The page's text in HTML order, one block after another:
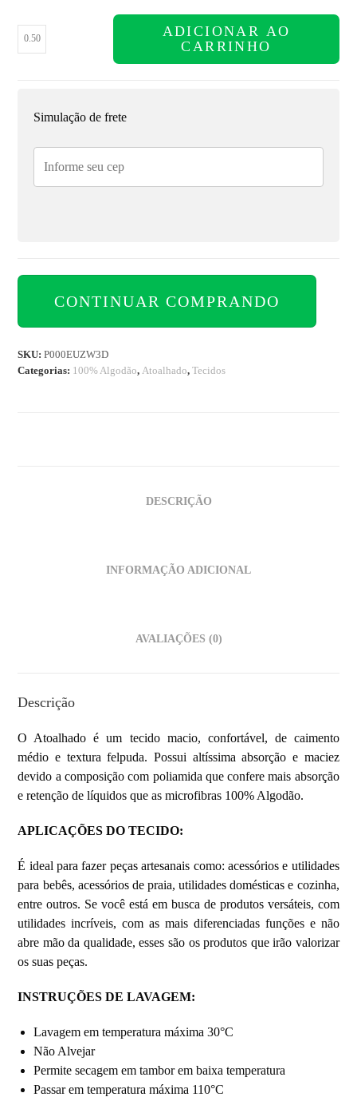
ADICIONAR AO
CARRINHO
Simulação de frete
CONTINUAR COMPRANDO
SKU:P000EUZW3D
Categorias: 100% Algodão, Atoalhado,Tecidos
DESCRIÇÃO
INFORMAÇÃO ADICIONAL
AVALIAÇÕES (0)
Descrição
O Atoalhado é um tecido macio, confortável, de caimento
médio e textura felpuda. Possui altíssima absorção e maciez
devido a composição com poliamida que confere mais absorção
e retenção de líquidos que as microfibras 100% Algodão.
APLICAÇÕES DO TECIDO:
É ideal para fazer peças artesanais como: acessórios e utilidades
para bebês, acessórios de praia, utilidades domésticas e cozinha,
entre outros. Se você está em busca de produtos versáteis, com
utilidades incríveis, com as mais diferenciadas funções e não
abre mão da qualidade, esses são os produtos que irão valorizar
os suas peças.
INSTRUÇÕES DE LAVAGEM:
Lavagem em temperatura máxima 30°C
Não Alvejar
Permite secagem em tambor em baixa temperatura
Passar em temperatura máxima 110°C